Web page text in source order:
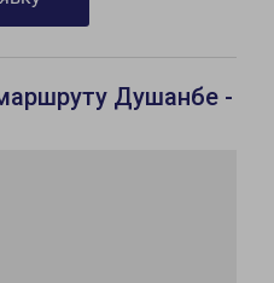
Душанбе -